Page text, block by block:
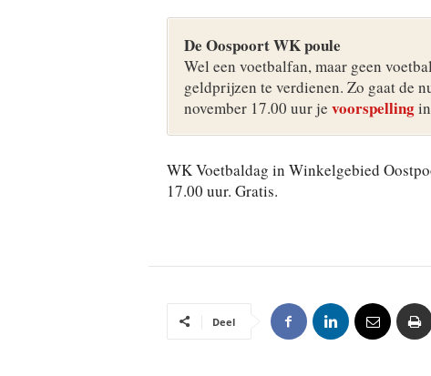
De Oospoort WK poule
Wel een voetbalfan, maar geen
geldprijzen te verdienen. Zo gaat de
november 17.00 uur je voorspelling
WK Voetbaldag in Winkelgebied
17.00 uur. Gratis.
Deel